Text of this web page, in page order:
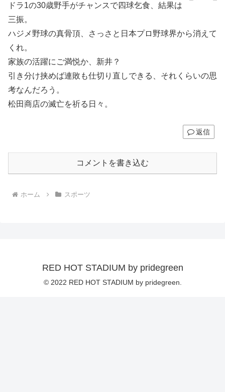
ドラ1の30歳野手がチャンスで四球乞食、結果は
三振。
ハジメ野球の真骨頂、さっさと日本プロ野球界から消えて
くれ。
家族の活躍にご満悦か、新井？
引き分け挟めば連敗も仕切り直しできる、それくらいの思
考なんだろう。
松田商店の滅亡を祈る日々。
返信
コメントを書き込む
ホーム スポーツ
RED HOT STADIUM by pridegreen
© 2022 RED HOT STADIUM by pridegreen.